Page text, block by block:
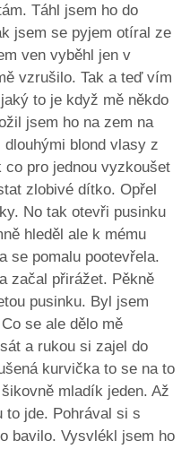
Táhl jsem ho do
jsem se pyjem otíral ze
ven vyběhl jen v
vzrušilo. Tak a teď vím
to je když mě někdo
jsem ho na zem na
blond vlasy z
pro jednou vyzkoušet
zlobivé dítko. Opřel
No tak otevři pusinku
hleděl ale k mému
se pomalu pootevřela.
začal přirážet. Pěkně
pusinku. Byl jsem
se ale dělo mě
a rukou si zajel do
kurvička to se na to
mladík jeden. Až
to jde. Pohrával si s
bavilo. Vysvlékl jsem ho